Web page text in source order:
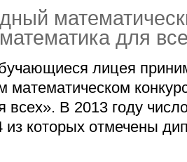
для
лицея
всех». В 2013 году
из которых отмечены